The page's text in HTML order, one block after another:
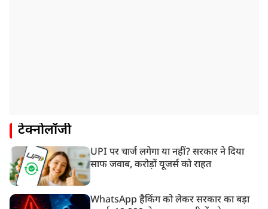
टेक्नोलॉजी
UPI पर चार्ज लगेगा या नहीं? सरकार ने दिया
साफ जवाब, करोड़ों यूजर्स को राहत
WhatsApp हैकिंग को लेकर सरकार का बड़ा